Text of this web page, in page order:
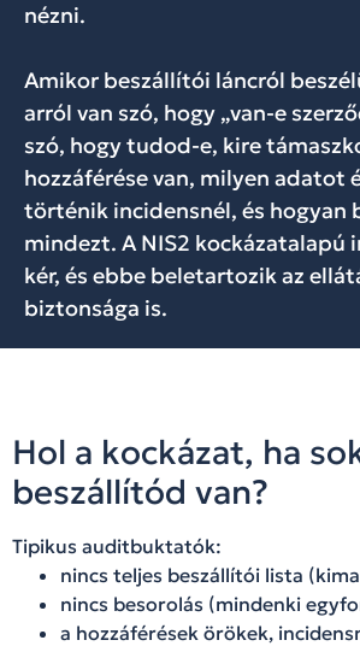
nézni.
Amikor beszállítói láncról
arról van szó, hogy „van-e
szó, hogy tudod-e, kire
hozzáférése van, milyen adatot
történik incidensnél, és hogyan
mindezt. A NIS2 kockázatalapú
kér, és ebbe beletartozik az
biztonsága is.
Hol a kockázat, ha
beszállítód van?
Tipikus auditbuktatók:
nincs teljes beszállítói lista
nincs besorolás (mindenki
a hozzáférések örökek,